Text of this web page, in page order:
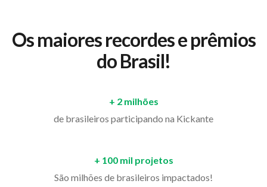
Os maiores recordes e prêmios
do Brasil!
+ 2 milhões
de brasileiros participando na Kickante
+ 100 mil projetos
São milhões de brasileiros impactados!